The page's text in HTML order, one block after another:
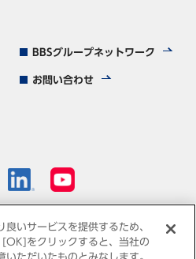
BBSグループネットワーク
お問い合わせ
いサービスを提供するため、
をクリックすると、当社の